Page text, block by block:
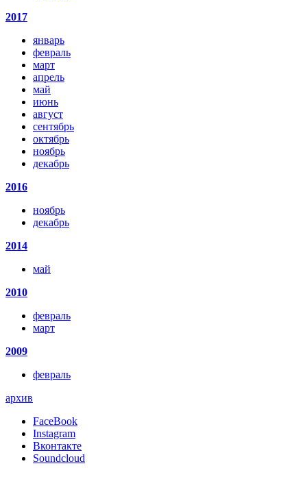
2017
январь
февраль
март
апрель
май
июнь
август
сентябрь
октябрь
ноябрь
декабрь
2016
ноябрь
декабрь
2014
май
2010
февраль
март
2009
февраль
архив
FaceBook
Instagram
Вконтакте
Soundcloud